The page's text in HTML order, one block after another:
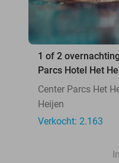
1 of 2
Parcs Hotel Het
Center Parcs Het
Heijen
Verkocht: 2.163